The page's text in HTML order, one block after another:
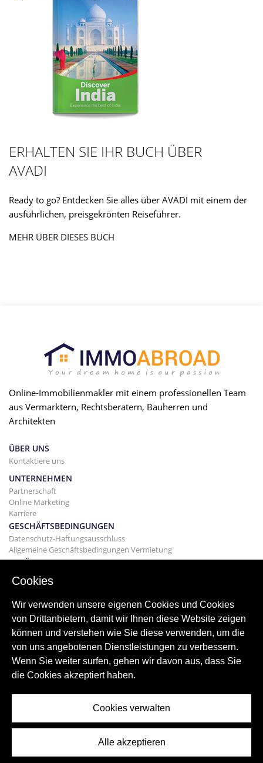
ERHALTEN SIE IHR BUCH ÜBER
AVADI
Ready to go? Entdecken Sie alles über AVADI mit einem der
ausführlichen, preisgekrönten Reiseführer.
MEHR ÜBER DIESES BUCH
Online-Immobilienmakler mit einem professionellen Team
aus Vermarktern, Rechtsberatern, Bauherren und
Architekten
ÜBER UNS
Kontaktiere uns
UNTERNEHMEN
Partnerschaft
Online Marketing
Karriere
GESCHÄFTSBEDINGUNGEN
Datenschutz-Haftungsausschluss
Allgemeine Geschäftsbedingungen Vermietung
GEBÄUDE
Projekte
Kaufen Sie Ihr Haus
Verkaufen
Hypothek
Suchdienst
BLOGGEN
Bloggen
Weltweite Regionen
Cookies
Wir verwenden unsere eigenen Cookies und Cookies
von Drittanbietern, damit wir Ihnen diese Website zeigen
können und verstehen wie Sie diese verwenden, um die
von uns angebotenen Dienstleistungen zu verbessern.
Wenn Sie weiter surfen, gehen wir davon aus, dass Sie
die Cookies akzeptiert haben.
Cookies verwalten
Alle akzeptieren